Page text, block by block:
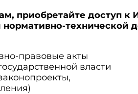
приобретайте доступ к
технической
правовые акты
власти